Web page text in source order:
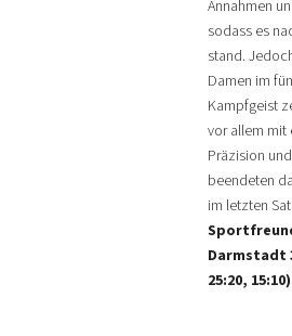
Annahmen
sodass es
stand.
Damen im
Kampfgeist
vor allem mit
Präzision
beendeten
im letzten
Darmstadt
25:20, 15:10)